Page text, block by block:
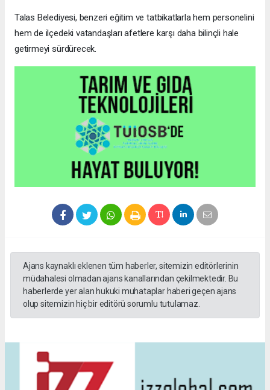
Talas Belediyesi, benzeri eğitim ve tatbikatlarla hem personelini
hem de ilçedeki vatandaşları afetlere karşı daha bilinçli hale
getirmeyi sürdürecek.
Ajans kaynaklı eklenen tüm haberler, sitemizin editörlerinin
müdahalesi olmadan ajans kanallarından çekilmektedir. Bu
haberlerde yer alan hukuki muhataplar haberi geçen ajans
olup sitemizin hiç bir editörü sorumlu tutulamaz.